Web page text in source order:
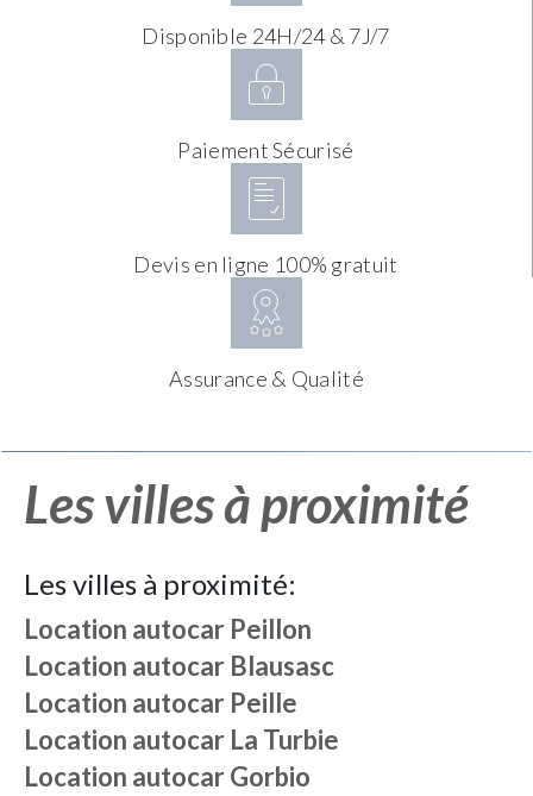
Disponible 24H/24 & 7J/7
Paiement Sécurisé
Devis en ligne 100% gratuit
Assurance & Qualité
Les villes à proximité
Les villes à proximité:
Location autocar Peillon
Location autocar Blausasc
Location autocar Peille
Location autocar La Turbie
Location autocarGorbio